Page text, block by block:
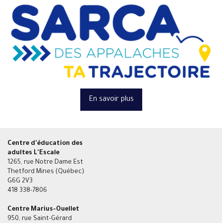
En savoir plus
Centre d'éducation des
adultes L'Escale
1265, rue Notre Dame Est
Thetford Mines (Québec)
G6G 2V3
418 338-7806
Centre Marius-Ouellet
950, rue Saint-Gérard